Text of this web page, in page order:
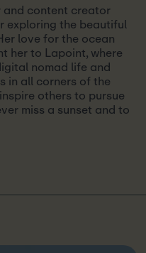
content creator
exploring the beautiful
love for the ocean
her to Lapoint, where
nomad life and
in all corners of the
others to pursue
miss a sunset and to